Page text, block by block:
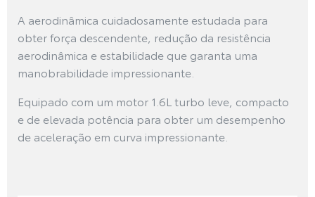
A aerodinâmica cuidadosamente estudada para
obter força descendente, redução da resistência
aerodinâmica e estabilidade que garanta uma
manobrabilidade impressionante.
Equipado com um motor 1.6L turbo leve, compacto
e de elevada potência para obter um desempenho
de aceleração em curva impressionante.